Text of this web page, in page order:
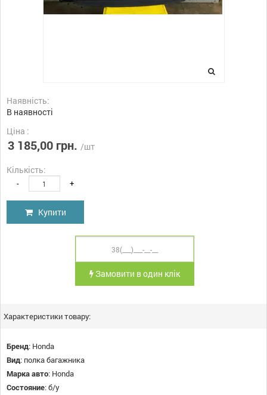
Наявність:
В наявності
Ціна :
3 185,00 грн. /шт
Кількість:
- +
Купити
Замовити в один клік
Характеристики товару:
Бренд: Honda
Вид: полка багажника
Марка авто: Honda
Состояние:б/у